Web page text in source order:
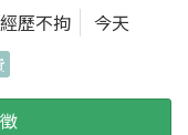
歷不拘 今天